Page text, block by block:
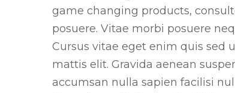
game changing products,
posuere. Vitae morbi posuere
Cursus vitae eget enim quis sed
mattis elit. Gravida aenean
accumsan nulla sapien facilisi